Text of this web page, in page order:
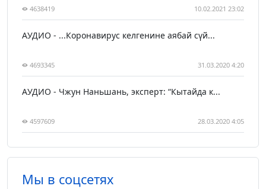
4638419 10.02.2021 23:02
АУДИО - ...Коронавирус келгенине аябай сүй...
4693345 31.03.2020 4:20
АУДИО - Чжун Наньшань, эксперт: “Кытайда к...
4597609 28.03.2020 4:05
Мы в соцсетях